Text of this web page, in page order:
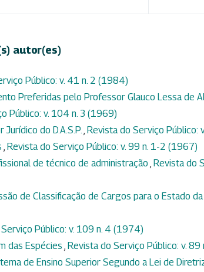
autor(es)
Público: v. 41 n. 2 (1984)
Preferidas pelo Professor Glauco Lessa de
Público: v. 104 n. 3 (1969)
do D.A.S.P. Revista do Serviço Público:
Revista do Serviço Público: v. 99 n. 1-2 (1967)
de técnico de administração Revista do
de Classificação de Cargos para o Estado da
Público: v. 109 n. 4 (1974)
das Espécies Revista do Serviço Público: v.
de Ensino Superior Segundo a Lei de